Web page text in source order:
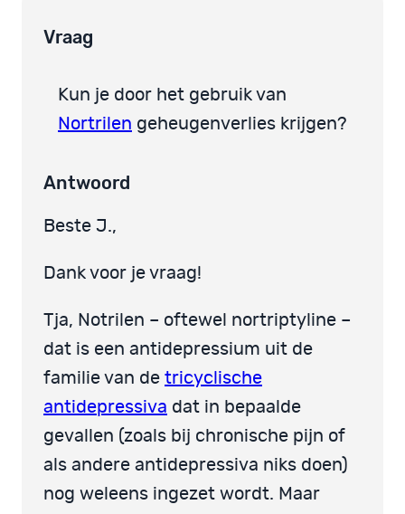
Vraag
Kun je door het gebruik van
Nortrilen geheugenverlies krijgen?
Antwoord
Beste J.,
Dank voor je vraag!
Tja, Notrilen – oftewel nortriptyline –
dat is een antidepressium uit de
familie van de tricyclische
antidepressiva dat in bepaalde
gevallen (zoals bij chronische pijn of
als andere antidepressiva niks doen)
nog weleens ingezet wordt. Maar